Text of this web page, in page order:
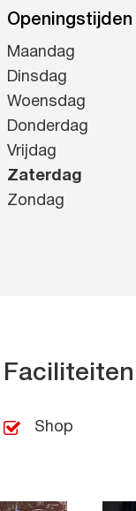
Openingstijden
Maandag
Dinsdag
Woensdag
Donderdag
Vrijdag
Zaterdag
Zondag
Faciliteiten
Shop